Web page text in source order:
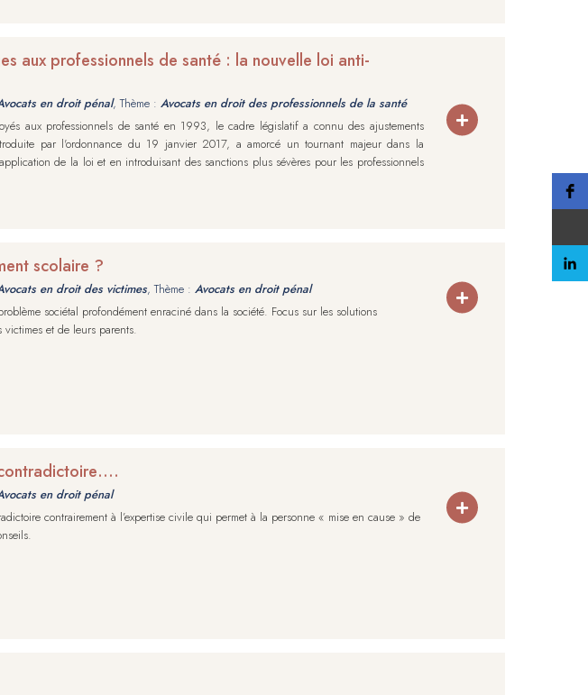
aux professionnels de santé : la nouvelle loi anti-
en droit pénal, Thème : Avocats en droit des professionnels de la santé
aux professionnels de santé en 1993, le cadre législatif a connu des ajustements
par l'ordonnance du 19 janvier 2017, a amorcé un tournant majeur dans la
de la loi et en introduisant des sanctions plus sévères pour les professionnels
scolaire ?
en droit des victimes, Thème : Avocats en droit pénal
sociétal profondément enraciné dans la société. Focus sur les solutions
et de leurs parents.
en droit pénal
contrairement à l’expertise civile qui permet à la personne « mise en cause » de